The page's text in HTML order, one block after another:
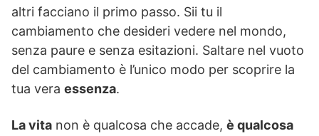
altri facciano il primo passo. Sii tu il
cambiamento che desideri vedere nel mondo,
senza paure e senza esitazioni. Saltare nel vuoto
del cambiamento è l’unico modo per scoprire la
tua vera essenza.
La vita non è qualcosa che accade, è qualcosa